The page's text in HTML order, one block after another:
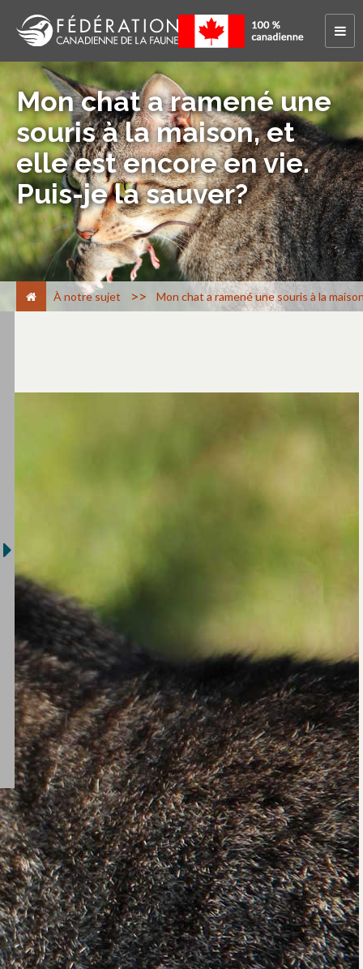
Mon chat a ramené une
souris à la maison, et
elle est encore en vie.
Puis-je la sauver?
À notre sujet > Mon chat a ramené une souris à la